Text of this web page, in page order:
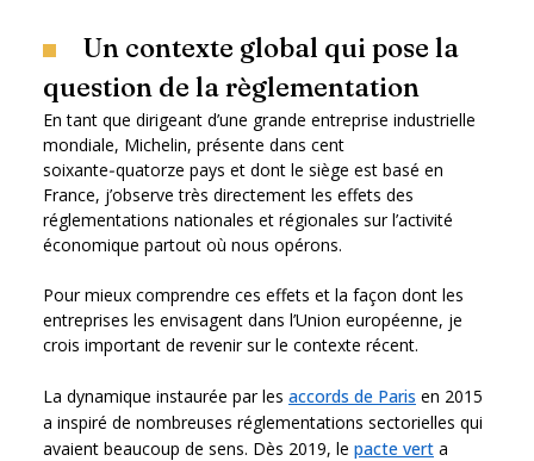
Un contexte global qui pose la
question de la règlementation
En tant que dirigeant d’une grande entreprise industrielle
mondiale, Michelin, présente dans cent
soixante‑quatorze pays et dont le siège est basé en
France, j’observe très directement les effets des
réglementations nationales et régionales sur l’activité
économique partout où nous opérons.
Pour mieux comprendre ces effets et la façon dont les
entreprises les envisagent dans l’Union européenne, je
crois important de revenir sur le contexte récent.
La dynamique instaurée par les accords de Paris en 2015
a inspiré de nombreuses réglementations sectorielles qui
avaient beaucoup de sens. Dès 2019, le pacte vert a